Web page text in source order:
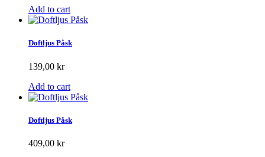
Add to cart
Doftljus Påsk
139,00 kr
Add to cart
Doftljus Påsk
409,00 kr